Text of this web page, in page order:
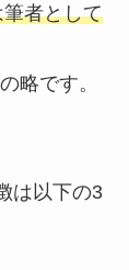
者として
略です。
は以下の3